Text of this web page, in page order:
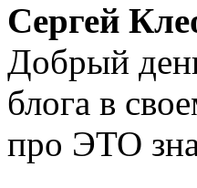
Сергей
Добрый
блога в
про ЭТО